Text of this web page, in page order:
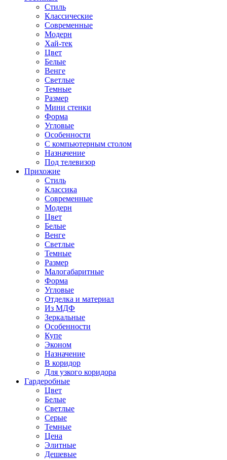
Стиль
Классические
Современные
Модерн
Хай-тек
Цвет
Белые
Венге
Светлые
Темные
Размер
Мини стенки
Форма
Угловые
Особенности
С компьютерным столом
Назначение
Под телевизор
Прихожие
Стиль
Классика
Современные
Модерн
Цвет
Белые
Венге
Светлые
Темные
Размер
Малогабаритные
Форма
Угловые
Отделка и материал
Из МДФ
Зеркальные
Особенности
Купе
Эконом
Назначение
В коридор
Для узкого коридора
Гардеробные
Цвет
Белые
Светлые
Серые
Темные
Цена
Элитные
Дешевые